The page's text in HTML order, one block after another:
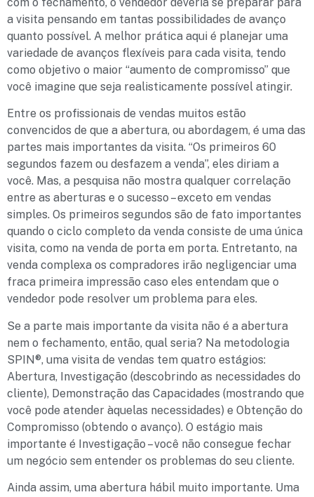
a visita pensando em tantas possibilidades de avanço
quanto possível. A melhor prática aqui é planejar uma
variedade de avanços flexíveis para cada visita, tendo
como objetivo o maior “aumento de compromisso” que
você imagine que seja realisticamente possível atingir.
Entre os profissionais de vendas muitos estão
convencidos de que a abertura, ou abordagem, é uma das
partes mais importantes da visita. “Os primeiros 60
segundos fazem ou desfazem a venda”, eles diriam a
você. Mas, a pesquisa não mostra qualquer correlação
entre as aberturas e o sucesso – exceto em vendas
simples. Os primeiros segundos são de fato importantes
quando o ciclo completo da venda consiste de uma única
visita, como na venda de porta em porta. Entretanto, na
venda complexa os compradores irão negligenciar uma
fraca primeira impressão caso eles entendam que o
vendedor pode resolver um problema para eles.
Se a parte mais importante da visita não é a abertura
nem o fechamento, então, qual seria? Na metodologia
SPIN®, uma visita de vendas tem quatro estágios:
Abertura, Investigação (descobrindo as necessidades do
cliente), Demonstração das Capacidades (mostrando que
você pode atender àquelas necessidades) e Obtenção do
Compromisso (obtendo o avanço). O estágio mais
importante é Investigação – você não consegue fechar
um negócio sem entender os problemas do seu cliente.
Ainda assim, uma abertura hábil muito importante. Uma